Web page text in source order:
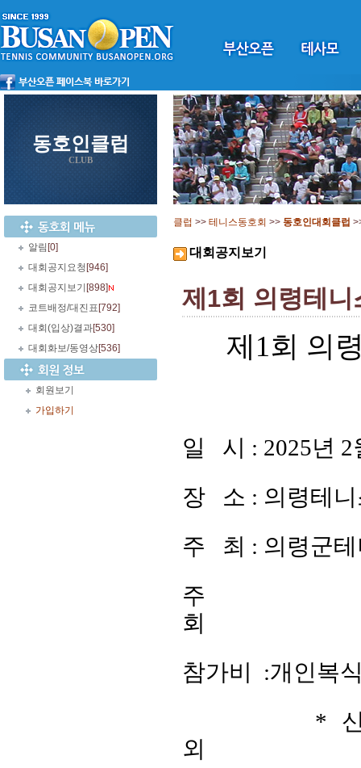
동호인클럽
CLUB
알림 [0]
대회공지요청 [946]
대회공지보기 [898]
코트배정/대진표 [792]
대회(입상)결과[530]
대회화보/동영상[536]
회원보기
가입하기
클럽 >> 테니스동호회 >> 동호인대회클럽
대회공지보기
제1회 의령테
제1회 의
일 시
: 2025년
장 소 : 의령테
주 최 : 의령군
주
회
참가비
:개인복
*
외